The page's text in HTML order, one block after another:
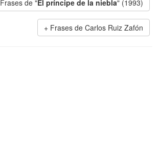
Frases de "El príncipe de la niebla" (1993)
Frases de Carlos Ruiz Zafón